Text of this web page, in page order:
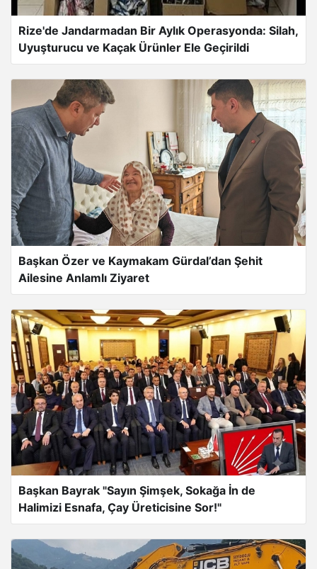
Rize'de Jandarmadan Bir Aylık Operasyonda: Silah,
Uyuşturucu ve Kaçak Ürünler Ele Geçirildi
Başkan Özer ve Kaymakam Gürdal’dan Şehit
Ailesine Anlamlı Ziyaret
Başkan Bayrak "Sayın Şimşek, Sokağa İn de
Halimizi Esnafa, Çay Üreticisine Sor!"